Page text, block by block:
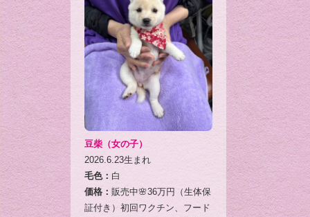
豆柴（女の子）
2026.6.23生まれ
毛色： 白
価格： 販売中🌸36万円（生体保
証付き）初回ワクチン、フード